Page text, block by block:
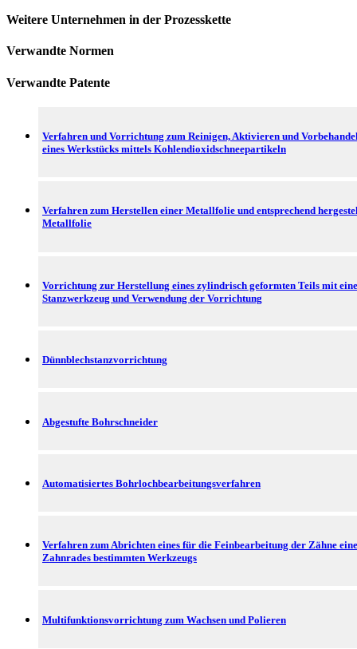
Weitere Unternehmen in der Prozesskette
Verwandte Normen
Verwandte Patente
Verfahren und Vorrichtung zum Reinigen, Aktivieren und
eines Werkstücks mittels Kohlendioxidschneepartikeln
Verfahren zum Herstellen einer Metallfolie und entsprechend
Metallfolie
Vorrichtung zur Herstellung eines zylindrisch geformten Teils mit
Stanzwerkzeug und Verwendung der Vorrichtung
Dünnblechstanzvorrichtung
Abgestufte Bohrschneider
Automatisiertes Bohrlochbearbeitungsverfahren
Verfahren zum Abrichten eines für die Feinbearbeitung der Zähne
Zahnrades bestimmten Werkzeugs
Multifunktionsvorrichtung zum Wachsen und Polieren